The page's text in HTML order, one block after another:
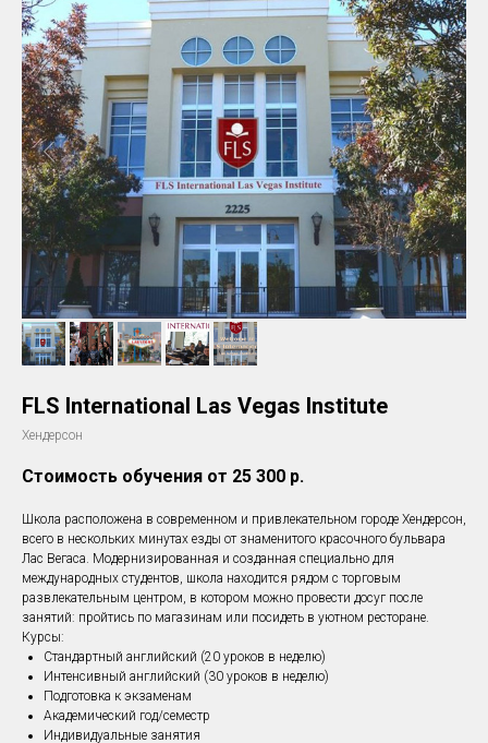
FLS International Las Vegas Institute
Хендерсон
Стоимость обучения от 25 300 р.
Школа расположена в современном и привлекательном городе Хендерсон,
всего в нескольких минутах езды от знаменитого красочного бульвара
Лас Вегаса. Модернизированная и созданная специально для
международных студентов, школа находится рядом с торговым
развлекательным центром, в котором можно провести досуг после
занятий: пройтись по магазинам или посидеть в уютном ресторане.
Курсы:
Стандартный английский (20 уроков в неделю)
Интенсивный английский (30 уроков в неделю)
Подготовка к экзаменам
Академический год/семестр
Индивидуальные занятия